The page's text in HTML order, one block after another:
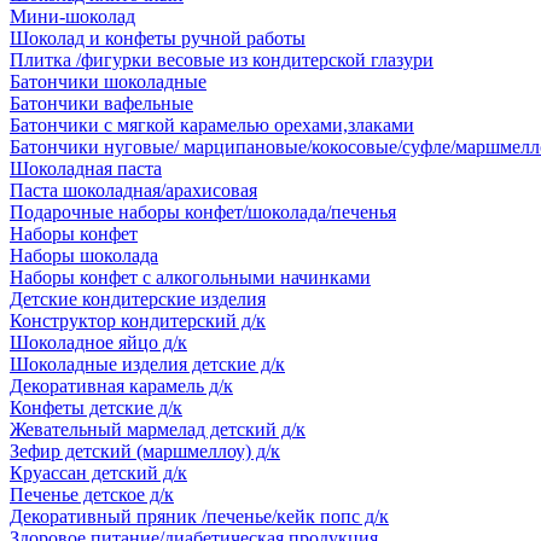
Мини-шоколад
Шоколад и конфеты ручной работы
Плитка /фигурки весовые из кондитерской глазури
Батончики шоколадные
Батончики вафельные
Батончики с мягкой карамелью орехами,злаками
Батончики нуговые/ марципановые/кокосовые/суфле/
Шоколадная паста
Паста шоколадная/арахисовая
Подарочные наборы конфет/шоколада/печенья
Наборы конфет
Наборы шоколада
Наборы конфет с алкогольными начинками
Детские кондитерские изделия
Конструктор кондитерский д/к
Шоколадное яйцо д/к
Шоколадные изделия детские д/к
Декоративная карамель д/к
Конфеты детские д/к
Жевательный мармелад детский д/к
Зефир детский (маршмеллоу) д/к
Круассан детский д/к
Печенье детское д/к
Декоративный пряник /печенье/кейк попс д/к